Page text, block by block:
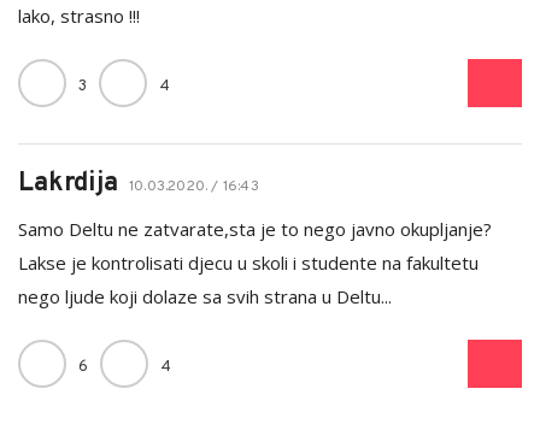
lako, strasno !!!
3 4
Lakrdija 10.03.2020. / 16:43
Samo Deltu ne zatvarate,sta je to nego javno okupljanje?
Lakse je kontrolisati djecu u skoli i studente na fakultetu
nego ljude koji dolaze sa svih strana u Deltu...
6 4